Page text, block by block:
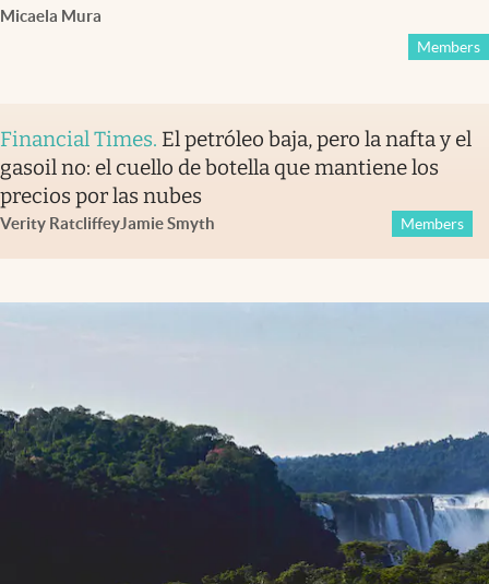
Micaela Mura
Members
Financial Times. El petróleo baja, pero la nafta y el
gasoil no: el cuello de botella que mantiene los
precios por las nubes
Verity RatcliffeyJamie Smyth Members